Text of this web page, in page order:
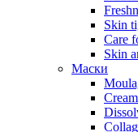
Skin
Care
Skin
Маски